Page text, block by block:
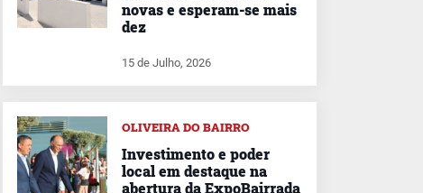
novas e esperam-se mais
dez
15 de Julho, 2026
OLIVEIRA DO BAIRRO
Investimento e poder
local em destaque na
abertura da ExpoBairrada